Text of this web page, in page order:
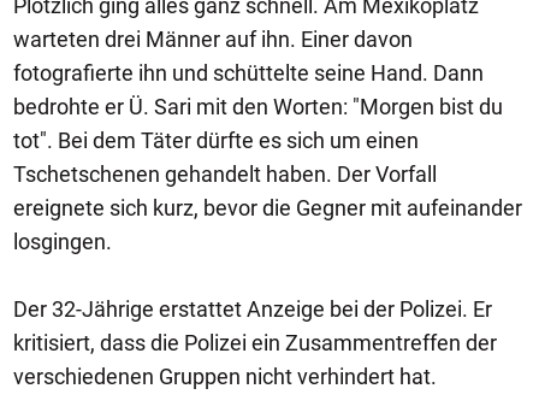
Plötzlich ging alles ganz schnell. Am Mexikoplatz
warteten drei Männer auf ihn. Einer davon
fotografierte ihn und schüttelte seine Hand. Dann
bedrohte er Ü. Sari mit den Worten: "Morgen bist du
tot". Bei dem Täter dürfte es sich um einen
Tschetschenen gehandelt haben. Der Vorfall
ereignete sich kurz, bevor die Gegner mit aufeinander
losgingen.
Der 32-Jährige erstattet Anzeige bei der Polizei. Er
kritisiert, dass die Polizei ein Zusammentreffen der
verschiedenen Gruppen nicht verhindert hat.